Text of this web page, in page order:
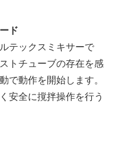
ド
テックスミキサーで
トチューブの存在を感
で動作を開始します。
安全に撹拌操作を行う